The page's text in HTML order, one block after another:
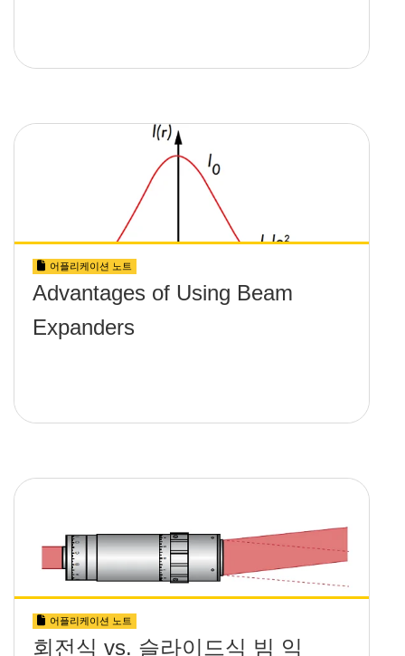
어플리케이션 노트
Advantages of Using Beam
Expanders
어플리케이션 노트
회전식 vs. 슬라이드식 빔 익